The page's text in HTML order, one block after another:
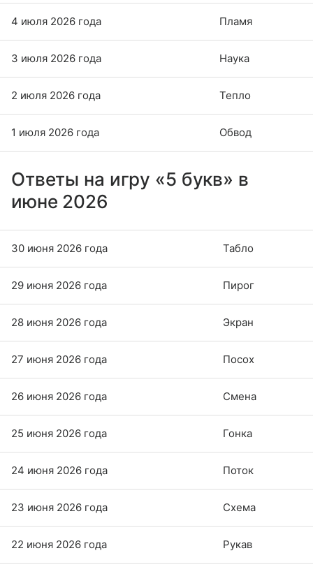
4 июля 2026 года Пламя
3 июля 2026 года Наука
2 июля 2026 года Тепло
1 июля 2026 года Обвод
Ответы на игру «5 букв» в
июне 2026
30 июня 2026 года Табло
29 июня 2026 года Пирог
28 июня 2026 года Экран
27 июня 2026 года Посох
26 июня 2026 года Смена
25 июня 2026 года Гонка
24 июня 2026 года Поток
23 июня 2026 года Схема
22 июня 2026 года Рукав